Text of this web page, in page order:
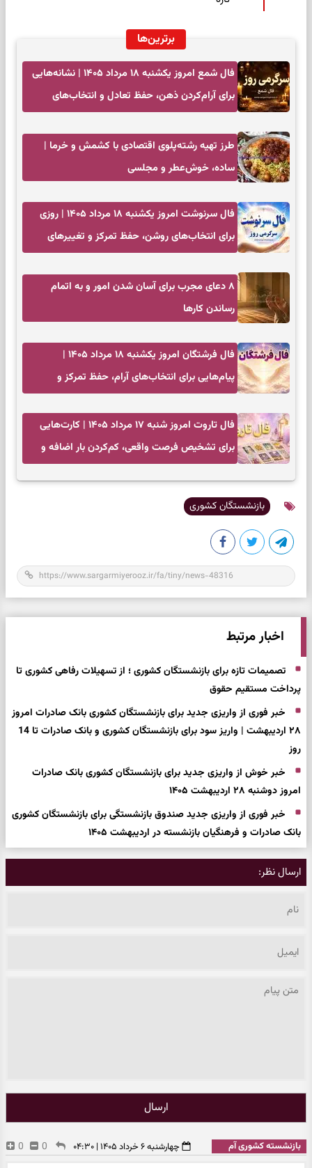
برترین‌ها
فال شمع امروز یکشنبه ۱۸ مرداد ۱۴۰۵ | نشانه‌هایی
برای آرام‌کردن ذهن، حفظ تعادل و انتخاب‌های
طرز تهیه رشته‌پلوی اقتصادی با کشمش و خرما |
ساده، خوش‌عطر و مجلسی
فال سرنوشت امروز یکشنبه ۱۸ مرداد ۱۴۰۵ | روزی
برای انتخاب‌های روشن، حفظ تمرکز و تغییرهای
۸ دعای مجرب برای آسان شدن امور و به اتمام
رساندن کار‌ها
فال فرشتگان امروز یکشنبه ۱۸ مرداد ۱۴۰۵ |
پیام‌هایی برای انتخاب‌های آرام، حفظ تمرکز و
فال تاروت امروز شنبه ۱۷ مرداد ۱۴۰۵ | کارت‌هایی
برای تشخیص فرصت واقعی، کم‌کردن بار اضافه و
بازنشستگان کشوری
اخبار مرتبط
تصمیمات تازه برای بازنشستگان کشوری ؛ از تسهیلات رفاهی کشوری تا
پرداخت مستقیم حقوق
خبر فوری از واریزی جدید برای بازنشستگان کشوری بانک صادرات امروز
۲۸ اردیبهشت | واریز سود برای بازنشستگان کشوری و بانک صادرات تا 14
روز
خبر خوش از واریزی جدید برای بازنشستگان کشوری بانک صادرات
امروز دوشنبه ۲۸ اردیبهشت ۱۴۰۵
خبر فوری از واریزی جدید صندوق بازنشستگی برای بازنشستگان کشوری
بانک صادرات و فرهنگیان بازنشسته در اردیبهشت ۱۴۰۵
ارسال نظر:
ارسال
بازنشسته کشوری آم چهارشنبه ۶ خرداد ۱۴۰۵ | ۰۴:۳۰ 0
0